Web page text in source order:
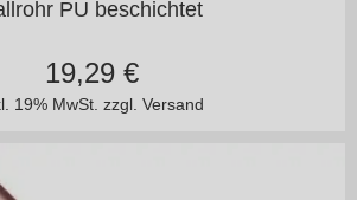
PU beschichtet
19% MwSt. zzgl. Versand
19,29€